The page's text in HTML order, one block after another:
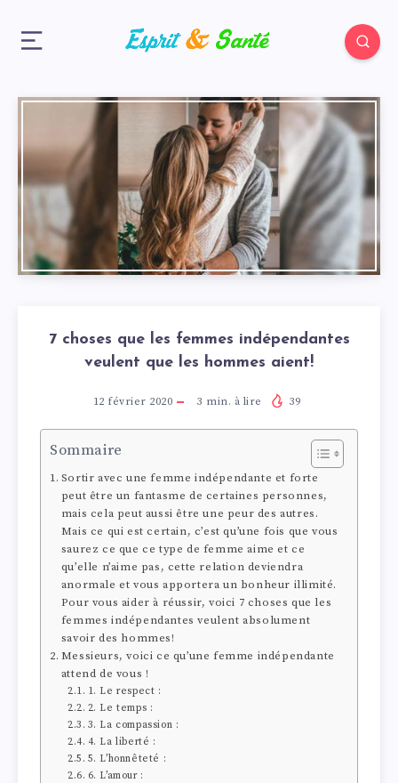
7 choses que les femmes indépendantes
veulent que les hommes aient!
12 février 2020 3 min. à lire 39
Sommaire
Sortir avec une femme indépendante et forte
peut être un fantasme de certaines personnes,
mais cela peut aussi être une peur des autres.
Mais ce qui est certain, c’est qu’une fois que vous
saurez ce que ce type de femme aime et ce
qu’elle n’aime pas, cette relation deviendra
anormale et vous apportera un bonheur illimité.
Pour vous aider à réussir, voici 7 choses que les
femmes indépendantes veulent absolument
savoir des hommes!
Messieurs, voici ce qu’une femme indépendante
attend de vous !
1. Le respect :
2. Le temps :
3. La compassion :
4. La liberté :
5. L’honnêteté :
6. L’amour :